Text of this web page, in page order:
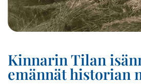
Kinnarin Tilan
emännät historian